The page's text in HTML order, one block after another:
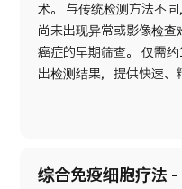
术。 与传统检测方法不
尚未出现异常或影像检
癌症的早期筛查。 仅需
出检测结果，提供快速、
综合免疫细胞疗法 -